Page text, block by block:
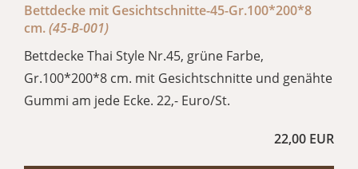
Bettdecke mit Gesichtschnitte-45-Gr.100*200*8
cm.(45-B-001)
Bettdecke Thai Style Nr.45, grüne Farbe,
Gr.100*200*8 cm. mit Gesichtschnitte und genähte
Gummi am jede Ecke. 22,- Euro/St.
22,00 EUR